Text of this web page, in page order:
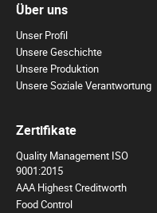
Über uns
Unser Profil
Unsere Geschichte
Unsere Produktion
Unsere Soziale Verantwortung
Zertifikate
Quality Management ISO
9001:2015
AAA Highest Creditworth
Food Control